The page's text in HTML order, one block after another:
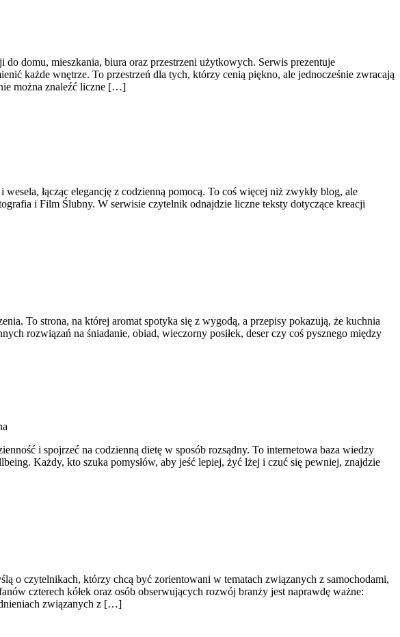
domu, mieszkania, biura oraz przestrzeni użytkowych. Serwis prezentuje
każde wnętrze. To przestrzeń dla tych, którzy cenią piękno, ale jednocześnie zwracają
można znaleźć liczne […]
łącząc elegancję z codzienną pomocą. To coś więcej niż zwykły blog, ale
i Film Ślubny. W serwisie czytelnik odnajdzie liczne teksty dotyczące kreacji
To strona, na której aromat spotyka się z wygodą, a przepisy pokazują, że kuchnia
rozwiązań na śniadanie, obiad, wieczorny posiłek, deser czy coś pysznego między
i spojrzeć na codzienną dietę w sposób rozsądny. To internetowa baza wiedzy
Każdy, kto szuka pomysłów, aby jeść lepiej, żyć lżej i czuć się pewniej, znajdzie
o czytelnikach, którzy chcą być zorientowani w tematach związanych z samochodami,
czterech kółek oraz osób obserwujących rozwój branży jest naprawdę ważne:
związanych z […]